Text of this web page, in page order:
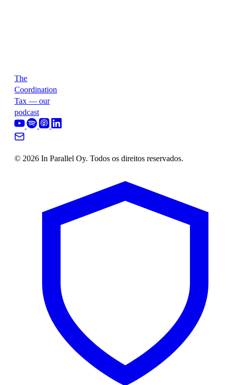
The
Coordination
Tax — our
podcast
© 2026 In Parallel Oy. Todos os direitos reservados.